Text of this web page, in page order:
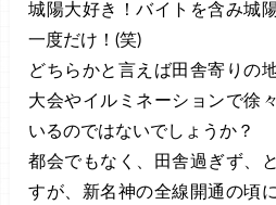
城陽大好き！バイトを含み城
一度だけ！(笑)
どちらかと言えば田舎寄りの
大会やイルミネーションで徐
いるのではないでしょうか？
都会でもなく、田舎過ぎず、
すが、新名神の全線開通の頃